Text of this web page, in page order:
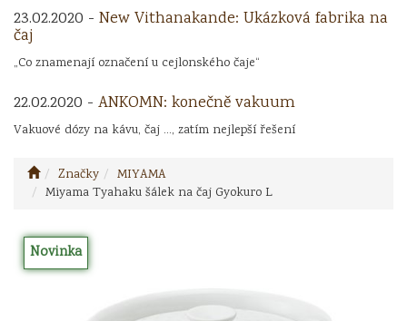
23.02.2020 - New Vithanakande: Ukázková fabrika na
čaj
„Co znamenají označení u cejlonského čaje“
22.02.2020 - ANKOMN: konečně vakuum
Vakuové dózy na kávu, čaj ..., zatím nejlepší řešení
Značky
MIYAMA
Miyama Tyahaku šálek na čaj Gyokuro L
Novinka